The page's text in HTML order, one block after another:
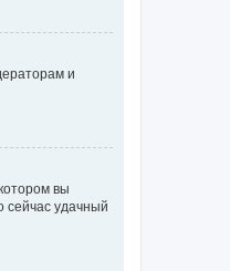
и
вы
сейчас удачный